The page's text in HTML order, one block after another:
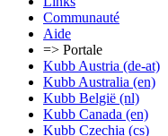
Communauté
Aide
=> Portale
Kubb Austria (de-at)
Kubb Australia (en)
Kubb België (nl)
Kubb Canada (en)
Kubb Czechia (cs)